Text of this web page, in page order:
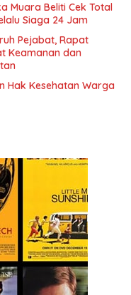
Muara Beliti Cek Total
Siaga 24 Jam
Pejabat, Rapat
Keamanan dan
Hak Kesehatan Warga